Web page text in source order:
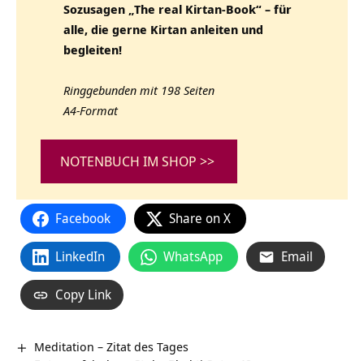
Sozusagen „The real Kirtan-Book“ – für
alle, die gerne Kirtan anleiten und
begleiten!
Ringgebunden mit 198 Seiten
A4-Format
NOTENBUCH IM SHOP >>
Facebook Share on X
LinkedIn WhatsApp Email
Copy Link
Meditation – Zitat des Tages